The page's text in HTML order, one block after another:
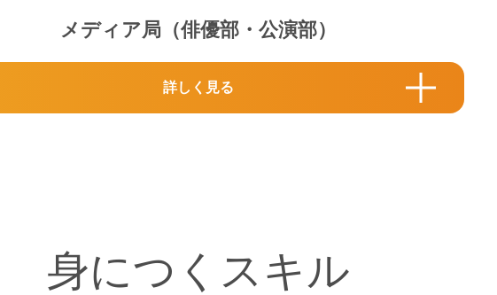
メディア局（俳優部・公演部）
詳しく見る
身につくスキル